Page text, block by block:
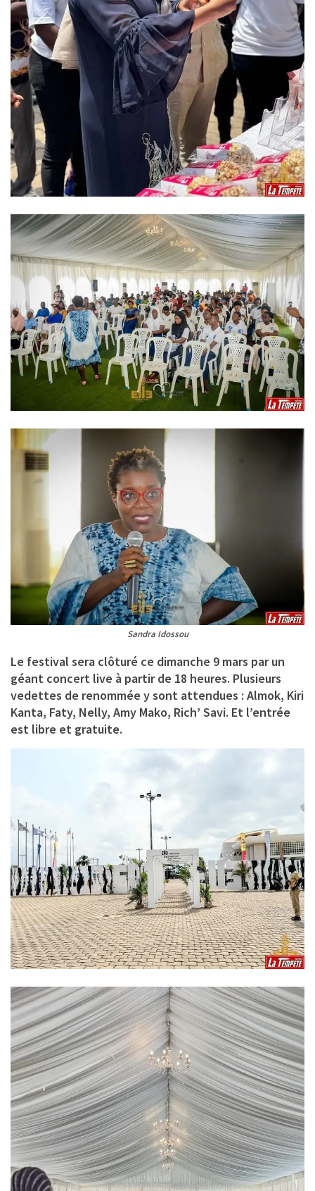
Sandra Idossou
Le festival sera clôturé ce dimanche 9 mars par un
géant concert live à partir de 18 heures. Plusieurs
vedettes de renommée y sont attendues : Almok, Kiri
Kanta, Faty, Nelly, Amy Mako, Rich’ Savi. Et l’entrée
est libre et gratuite.